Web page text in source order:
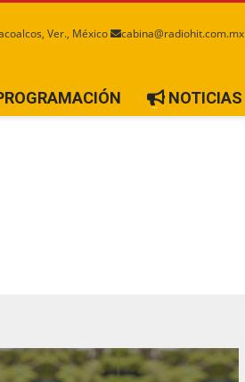
Ver., México cabina@radiohit.com.mx
NOTICIAS